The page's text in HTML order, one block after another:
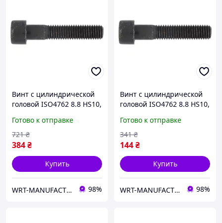
Винт с цилиндрической
головой ISO4762 8.8 HS10,
WURTH ( арт. 00821230 )
Готово к отправке
384₴
721 ₴
Купить
WRT-MANUFACTURING 98%
Винт с цилиндрической
головой ISO4762 8.8 HS10,
WURTH ( арт. 00821275 )
Готово к отправке
144₴
341 ₴
Купить
WRT-MANUFACTURING 98%